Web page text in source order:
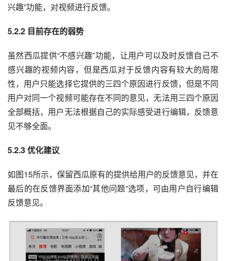
兴趣”功能，对视频进行反馈。
5.2.2 目前存在的弱势
虽然西瓜提供“不感兴趣”功能，让用户可以及时反馈自己不
感兴趣的视频内容，但是西瓜对于反馈内容有较大的局限
性，用户只能选择它提供的三四个原因进行反馈，但是不同
用户对同一个视频可能存在不同的意见，无法用三四个原因
全部概括，用户无法根据自己的实际感受进行编辑，反馈意
见不够全面。
5.2.3 优化建议
如图15所示，保留西瓜原有的提供给用户的反馈意见，并在
最后的在反馈界面添加“其他问题”选项，可由用户自行编辑
反馈意见。